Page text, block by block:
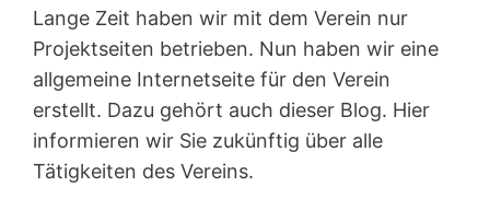
Lange Zeit haben wir mit dem Verein nur
Projektseiten betrieben. Nun haben wir eine
allgemeine Internetseite für den Verein
erstellt. Dazu gehört auch dieser Blog. Hier
informieren wir Sie zukünftig über alle
Tätigkeiten des Vereins.